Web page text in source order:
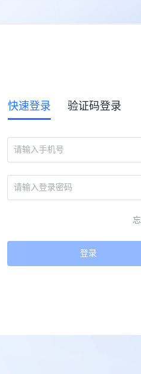
快速登录 验证码登录
登录